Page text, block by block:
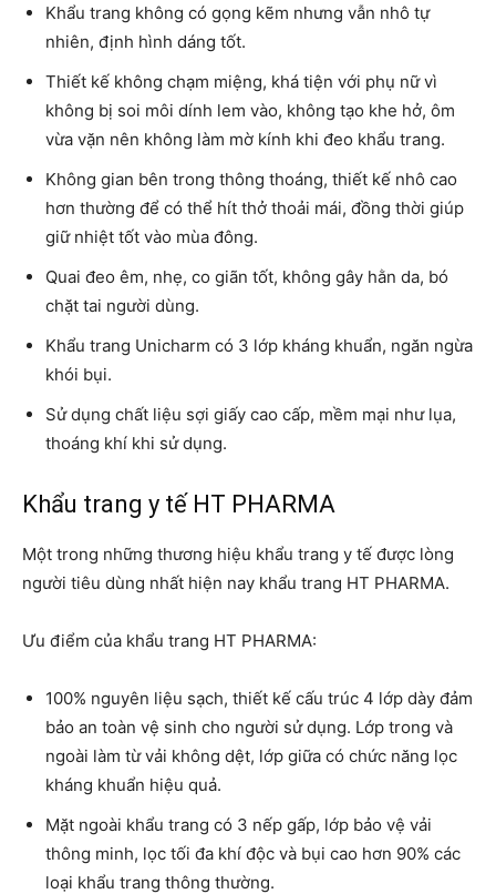
Khẩu trang không có gọng kẽm nhưng vẫn nhô tự
nhiên, định hình dáng tốt.
Thiết kế không chạm miệng, khá tiện với phụ nữ vì
không bị soi môi dính lem vào, không tạo khe hở, ôm
vừa vặn nên không làm mờ kính khi đeo khẩu trang.
Không gian bên trong thông thoáng, thiết kế nhô cao
hơn thường để có thể hít thở thoải mái, đồng thời giúp
giữ nhiệt tốt vào mùa đông.
Quai đeo êm, nhẹ, co giãn tốt, không gây hằn da, bó
chặt tai người dùng.
Khẩu trang Unicharm có 3 lớp kháng khuẩn, ngăn ngừa
khói bụi.
Sử dụng chất liệu sợi giấy cao cấp, mềm mại như lụa,
thoáng khí khi sử dụng.
Khẩu trang y tế HT PHARMA
Một trong những thương hiệu khẩu trang y tế được lòng
người tiêu dùng nhất hiện nay khẩu trang HT PHARMA.
Ưu điểm của khẩu trang HT PHARMA:
100% nguyên liệu sạch, thiết kế cấu trúc 4 lớp dày đảm
bảo an toàn vệ sinh cho người sử dụng. Lớp trong và
ngoài làm từ vải không dệt, lớp giữa có chức năng lọc
kháng khuẩn hiệu quả.
Mặt ngoài khẩu trang có 3 nếp gấp, lớp bảo vệ vải
thông minh, lọc tối đa khí độc và bụi cao hơn 90% các
loại khẩu trang thông thường.